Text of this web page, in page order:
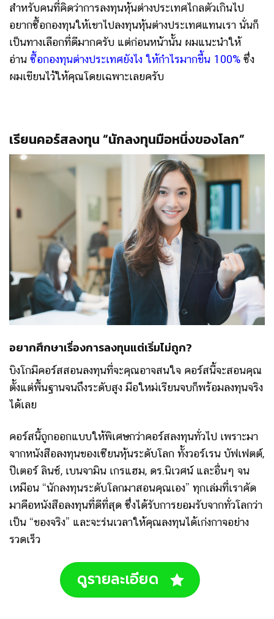
สำหรับคนที่คิดว่าการลงทุนหุ้นต่างประเทศไกลตัวเกินไป
อยากซื้อกองทุนให้เขาไปลงทุนหุ้นต่างประเทศแทนเรา นั่นก็
เป็นทางเลือกที่ดีมากครับ แต่ก่อนหน้านั้น ผมแนะนำให้
อ่าน ซื้อกองทุนต่างประเทศยังไง ให้กำไรมากขึ้น 100% ซึ่ง
ผมเขียนไว้ให้คุณโดยเฉพาะเลยครับ
เรียนคอร์สลงทุน “นักลงทุนมือหนึ่งของโลก”
อยากศึกษาเรื่องการลงทุนแต่เริ่มไม่ถูก?
บิงโกมีคอร์สสอนลงทุนที่จะคุณอาจสนใจ คอร์สนี้จะสอนคุณ
ตั้งแต่พื้นฐานจนถึงระดับสูง มือใหม่เรียนจบก็พร้อมลงทุนจริง
ได้เลย
คอร์สนี้ถูกออกแบบให้พิเศษกว่าคอร์สลงทุนทั่วไป เพราะมา
จากหนังสือลงทุนของเซียนหุ้นระดับโลก ทั้งวอร์เรน บัฟเฟตต์,
ปีเตอร์ ลินช์, เบนจามิน เกรแฮม, ดร.นิเวศน์ และอื่นๆ จน
เหมือน “นักลงทุนระดับโลกมาสอนคุณเอง” ทุกเล่มที่เราคัด
มาคือหนังสือลงทุนที่ดีที่สุด ซึ่งได้รับการยอมรับจากทั่วโลกว่า
เป็น “ของจริง” และจะร่นเวลาให้คุณลงทุนได้เก่งกาจอย่าง
รวดเร็ว
ดูรายละเอียด